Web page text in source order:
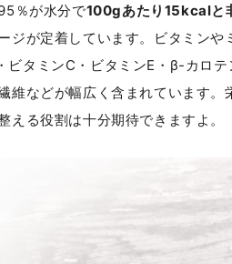
％が水分で100gあたり15kcalと
ジが定着しています。ビタミンや
ビタミンC・ビタミンE・β-カロ
維などが幅広く含まれています
える役割は十分期待できますよ。